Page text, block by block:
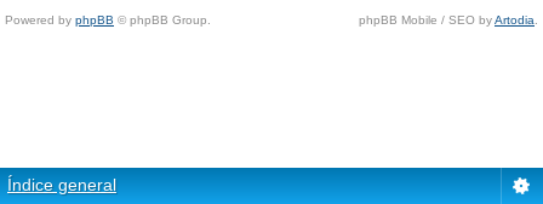
Powered by phpBB © phpBB Group. phpBB Mobile / SEO byArtodia
Índice general